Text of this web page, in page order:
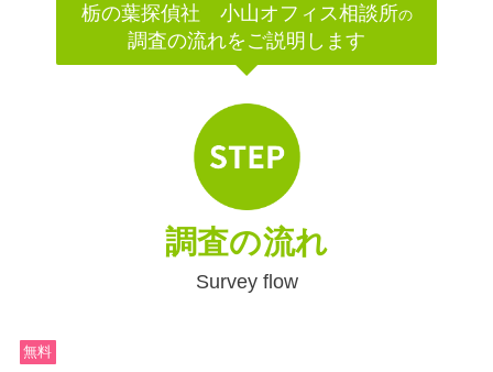
栃の葉探偵社 小山オフィス相談所の
調査の流れをご説明します
調査の流れ
Survey flow
無料